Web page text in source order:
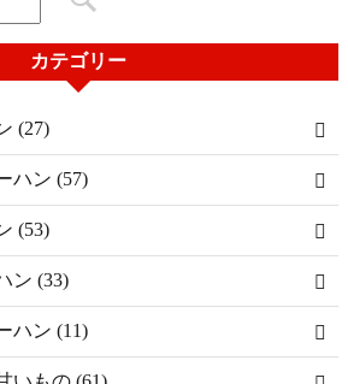
カテゴリー
(27)
ハン (57)
(53)
ン (33)
ハン (11)